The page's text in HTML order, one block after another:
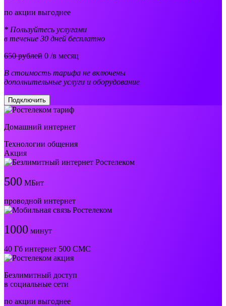
по акции выгоднее
* Пользуйтесь услугами
в течение 30 дней бесплатно
650 рублей 0 /в месяц
В стоимость тарифа не включены
дополнительные услуги и оборудование
Подключить
Домашний интернет
Технологии общения
Акция
500 МБит
проводной интернет
1000 минут
40 Гб интернет 500 СМС
Безлимитный доступ
в социальные сети
по акции выгоднее